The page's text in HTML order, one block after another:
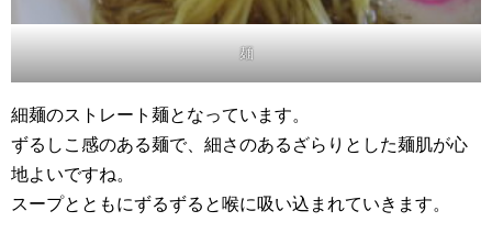
麺
細麺のストレート麺となっています。
ずるしこ感のある麺で、細さのあるざらりとした麺肌が心
地よいですね。
スープとともにずるずると喉に吸い込まれていきます。